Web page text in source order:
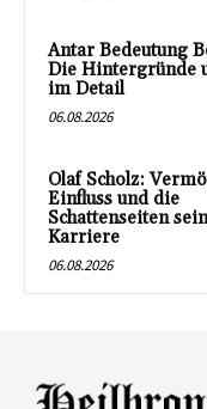
Antar Bedeutung
Die Hintergründe
im Detail
06.08.2026
Olaf Scholz:
Einfluss und die
Schattenseiten
Karriere
06.08.2026